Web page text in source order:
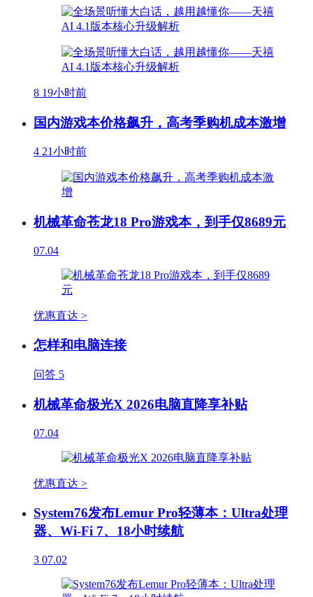
8 19小时前
国内游戏本价格飙升，高考季购机成本激增
4 21小时前
机械革命苍龙18 Pro游戏本，到手仅8689元
07.04
优惠直达 >
怎样和电脑连接
问答 5
机械革命极光X 2026电脑直降享补贴
07.04
优惠直达 >
System76发布Lemur Pro轻薄本：Ultra处理
器、Wi-Fi 7、18小时续航
3 07.02